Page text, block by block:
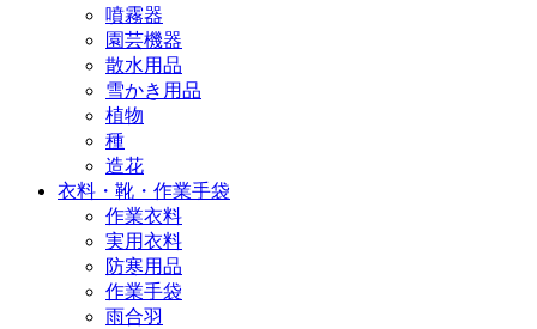
噴霧器
園芸機器
散水用品
雪かき用品
植物
種
造花
衣料・靴・作業手袋
作業衣料
実用衣料
防寒用品
作業手袋
雨合羽